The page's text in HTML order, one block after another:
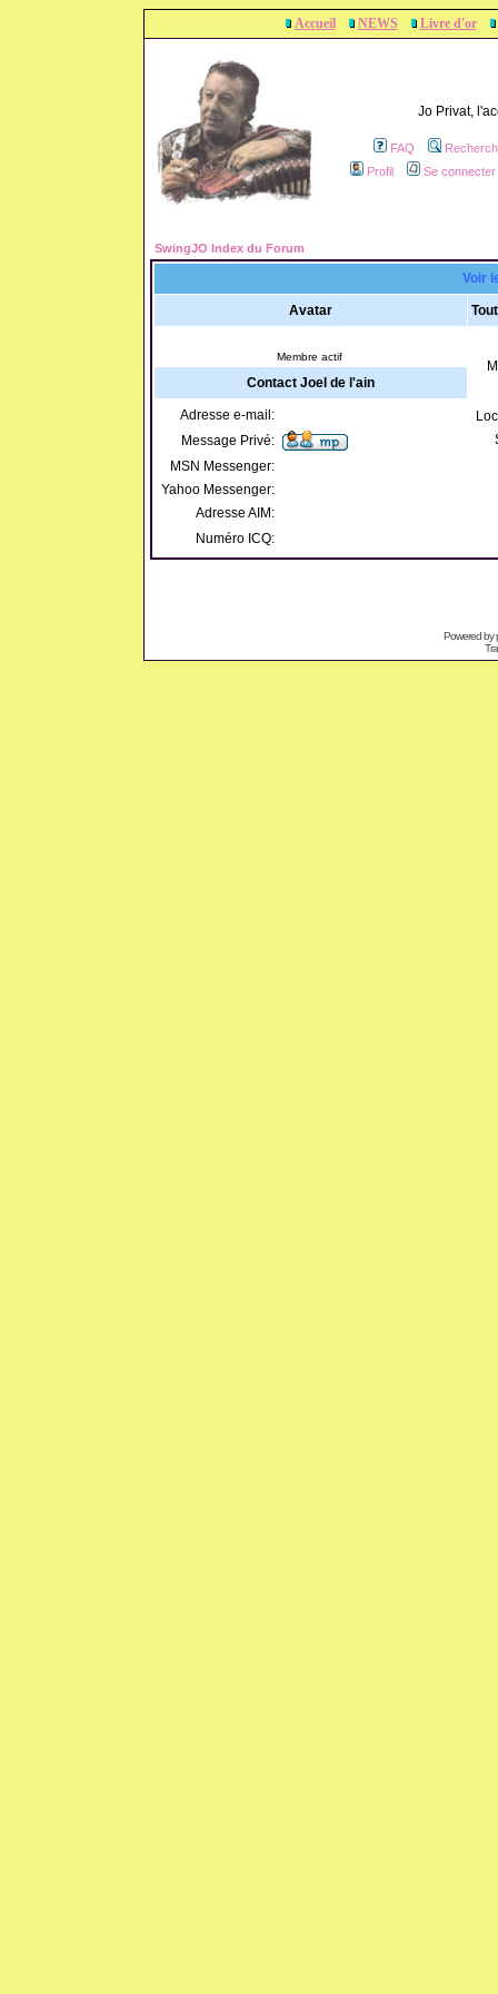
Accueil NEWS Livre d'or
Jo Privat,
FAQ
Profil
Se
SwingJO Index du Forum
Voir
Avatar
Membre actif
Contact Joel de l'ain
Adresse e-mail:
Message Privé:
MSN Messenger:
Yahoo Messenger:
Adresse AIM:
Numéro ICQ:
Powered by